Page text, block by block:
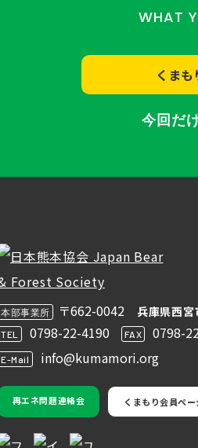
WHAT
くま
今回だ
本部事業所 〒662-0042 兵庫県西
TEL 0798-22-4190 FAX 0798-
E-Mail info@kumamori.org
再エネ問題連絡会 くまもり会員ペー